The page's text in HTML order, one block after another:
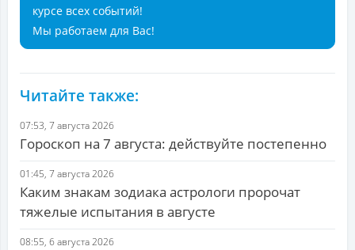
курсе всех событий!
Мы работаем для Вас!
Читайте также:
07:53, 7 августа 2026
Гороскоп на 7 августа: действуйте постепенно
01:45, 7 августа 2026
Каким знакам зодиака астрологи пророчат
тяжелые испытания в августе
08:55, 6 августа 2026